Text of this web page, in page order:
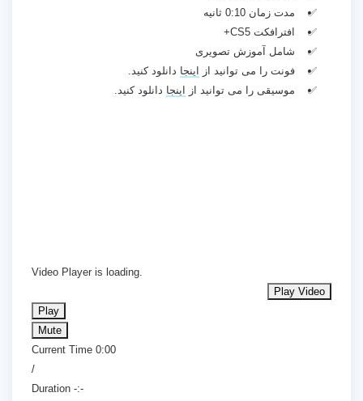
مدت زمان 0:10 ثانیه
افترافکت CS5+
شامل آموزش تصویری
فونت را می توانید از
اینجا دانلود کنید.
موسیقی را می توانید از
اینجا دانلود کنید.
Video Player is loading.
Play Video
Play
Mute
Current Time 0:00
/
Duration -:-